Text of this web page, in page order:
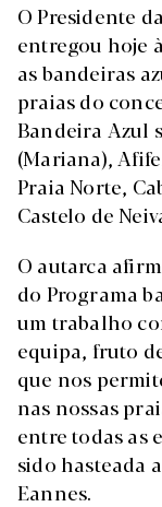
O Presidente
entregou hoje
as bandeiras
praias do
Bandeira Azul
(Mariana),
Praia Norte,
Castelo de
O autarca
do Programa
um trabalho
equipa, fruto
que nos
nas nossas
entre todas as
sido hasteada
Eannes.